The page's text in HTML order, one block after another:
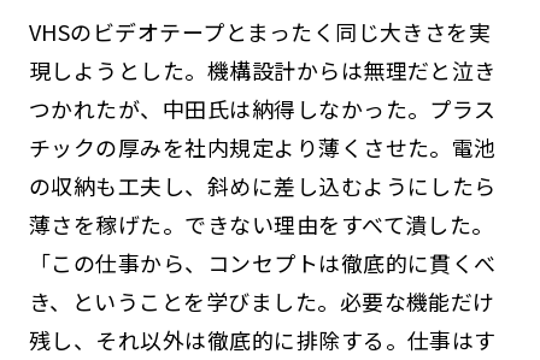
VHSのビデオテープとまったく同じ大きさを実
現しようとした。機構設計からは無理だと泣き
つかれたが、中田氏は納得しなかった。プラス
チックの厚みを社内規定より薄くさせた。電池
の収納も工夫し、斜めに差し込むようにしたら
薄さを稼げた。できない理由をすべて潰した。
「この仕事から、コンセプトは徹底的に貫くべ
き、ということを学びました。必要な機能だけ
残し、それ以外は徹底的に排除する。仕事はす